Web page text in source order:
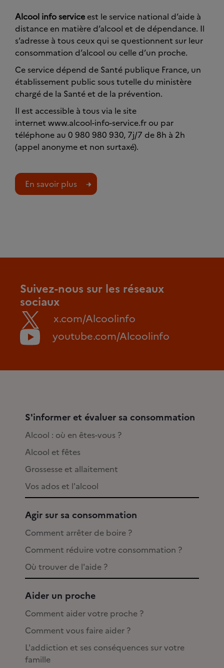
Alcool info service est le service national d’aide à
distance en matière d’alcool et de dépendance. Il
s’adresse à tous ceux qui se questionnent sur leur
consommation d’alcool ou celle d’un proche.
Ce service dépend de Santé publique France, un
établissement public sous tutelle du ministère
chargé de la Santé et de la prévention.
Il est accessible à tous via le site
internet www.alcool-info-service.fr ou par
téléphone au 0 980 980 930, 7j/7 de 8h à 2h
(appel anonyme et non surtaxé).
En savoir plus
Suivez-nous sur les réseaux
sociaux
x.com/Alcoolinfo
youtube.com/Alcoolinfo
S'informer et évaluer sa consommation
Alcool : où en êtes-vous ?
Alcool et fêtes
Grossesse et allaitement
Vos ados et l'alcool
Agir sur sa consommation
Comment arrêter de boire ?
Comment réduire votre consommation ?
Où trouver de l'aide ?
Aider un proche
Comment aider votre proche ?
Comment vous faire aider ?
L'addiction et ses conséquences sur votre
famille